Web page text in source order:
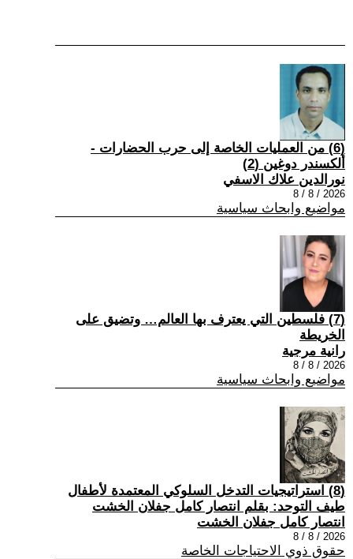
(6) من العمليات الخاصة إلى حرب الحضارات -
ألكسندر دوغين (2)
نورالدين علاك الاسفي
2026 / 8 / 8
مواضيع وابحاث سياسية
(7) فلسطين التي يعترف بها العالم… وتضيق على
الخريطة
رانية مرجية
2026 / 8 / 8
مواضيع وابحاث سياسية
(8) استراتيجيات التدخل السلوكي المعتمدة لأطفال
طيف التوحد: بقلم انتصار كامل جفلان الخشت
انتصار كامل جفلان الخشت
2026 / 8 / 8
حقوق ذوي الاحتياجات الخاصة